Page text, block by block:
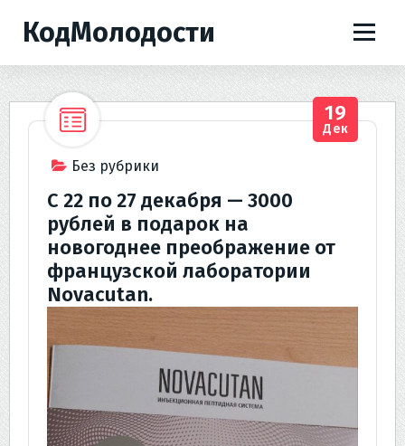
е
КодМолодости
Без рубрики
19
Дек
С 22 по 27 декабря — 3000
рублей в подарок на
новогоднее преображение от
французской лаборатории
Novacutan.